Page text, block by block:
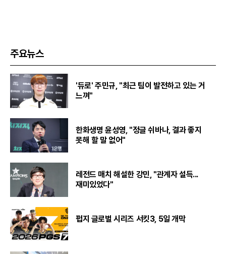
주요뉴스
'듀로' 주민규, "최근 팀이 발전하고 있는 거
느껴"
한화생명 윤성영, "정글 쉬바나, 결과 좋지
못해 할 말 없어"
레전드 매치 해설한 강민, "관계자 설득...
재미있었다"
펍지 글로벌 시리즈 서킷3, 5일 개막